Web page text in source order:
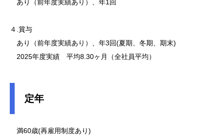
あり（前年度実績あり）、年1回
４.賞与
あり（前年度実績あり）、年3回(夏期、冬期、期末)
2025年度実績 平均8.30ヶ月（全社員平均）
定年
満60歳(再雇用制度あり)